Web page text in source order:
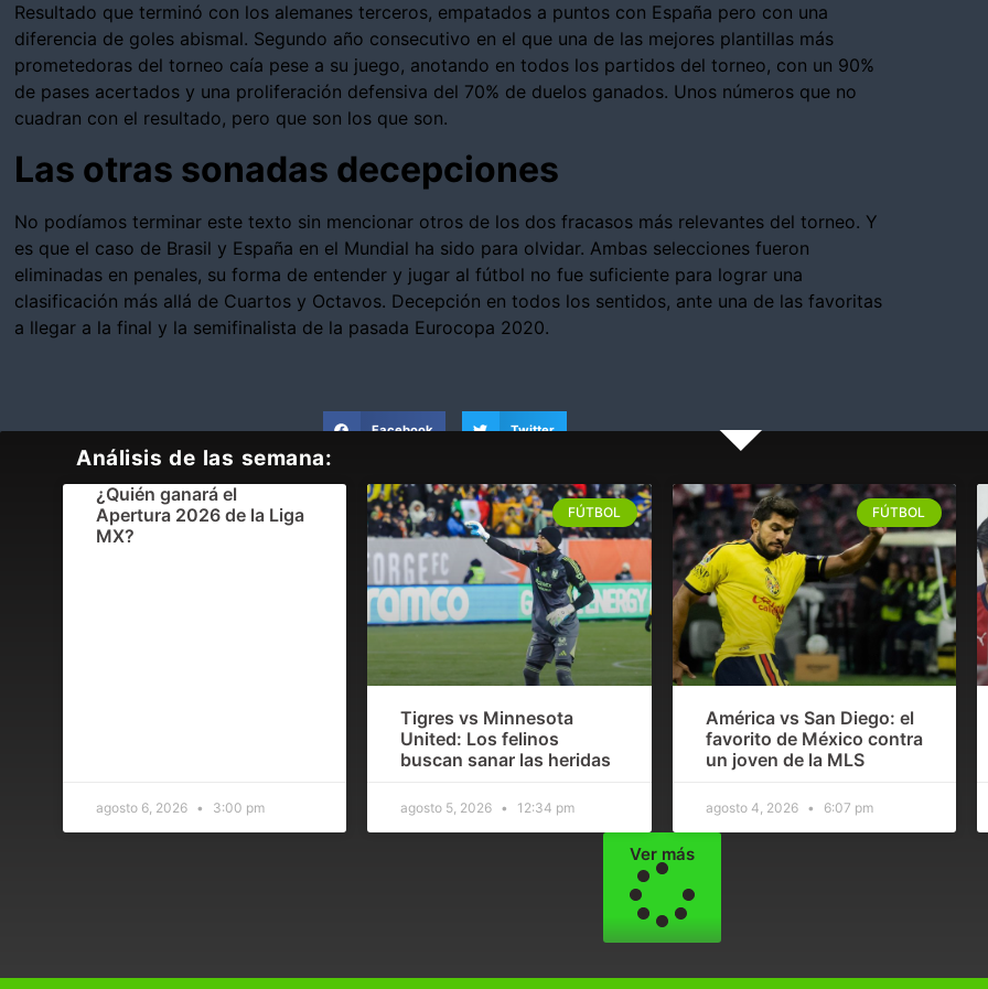
Resultado que terminó con los alemanes terceros, empatados a puntos con España pero con una
diferencia de goles abismal. Segundo año consecutivo en el que una de las mejores plantillas más
prometedoras del torneo caía pese a su juego, anotando en todos los partidos del torneo, con un 90%
de pases acertados y una proliferación defensiva del 70% de duelos ganados. Unos números que no
cuadran con el resultado, pero que son los que son.
Las otras sonadas decepciones
No podíamos terminar este texto sin mencionar otros de los dos fracasos más relevantes del torneo. Y
es que el caso de Brasil y España en el Mundial ha sido para olvidar. Ambas selecciones fueron
eliminadas en penales, su forma de entender y jugar al fútbol no fue suficiente para lograr una
clasificación más allá de Cuartos y Octavos. Decepción en todos los sentidos, ante una de las favoritas
a llegar a la final y la semifinalista de la pasada Eurocopa 2020.
Facebook Twitter
Análisis de las semana:
¿Quién ganará el
Apertura 2026 de la Liga
MX?
agosto 6, 2026 3:00 pm
FÚTBOL
Tigres vs Minnesota
United: Los felinos
buscan sanar las heridas
agosto 5, 2026 12:34 pm
FÚTBOL
América vs San Diego: el
favorito de México contra
un joven de la MLS
agosto 4, 2026 6:07 pm
Ver más